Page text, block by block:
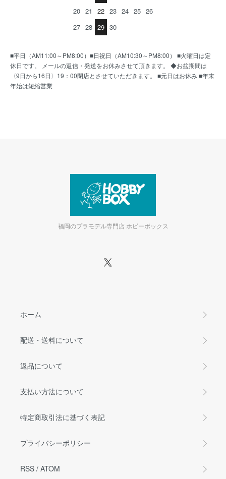
20 21 22 23 24 25 26
27 28 29 30
■平日（AM11:00～PM8:00）■日祝日（AM10:30～PM8:00） ■火曜日は定
休日です。 メールの返信・発送をお休みさせて頂きます。 ◆お盆期間は
〈9日から16日〉19：00閉店とさせていただきます。 ■元日はお休み ■年末
年始は短縮営業
福岡のプラモデル専門店 ホビーボックス
ホーム
配送・送料について
返品について
支払い方法について
特定商取引法に基づく表記
プライバシーポリシー
RSS / ATOM